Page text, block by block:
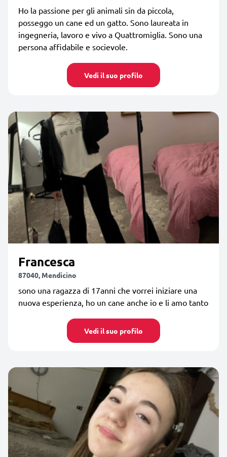
Ho la passione per gli animali sin da piccola,
posseggo un cane ed un gatto. Sono laureata in
ingegneria, lavoro e vivo a Quattromiglia. Sono una
persona affidabile e socievole.
Vedi il suo profilo
Francesca
87040, Mendicino
sono una ragazza di 17anni che vorrei iniziare una
nuova esperienza, ho un cane anche io e li amo tanto
Vedi il suo profilo